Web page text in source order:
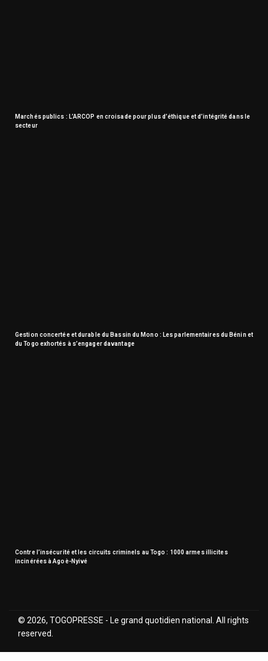
Marchés publics : L’ARCOP en croisade pour plus d’éthique et d’intégrité dans le
secteur
Gestion concertée et durable du Bassin du Mono : Les parlementaires du Bénin et
du Togo exhortés à s’engager davantage
Contre l’insécurité et les circuits criminels au Togo : 1000 armes illicites
incinérées à Agoè-Nyivé
© 2026, TOGOPRESSE - Le grand quotidien national. All rights
reserved.